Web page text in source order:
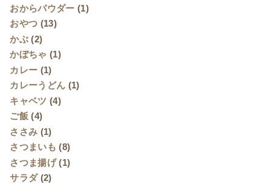
おからパウダー (1)
おやつ (13)
かぶ (2)
かぼちゃ (1)
カレー (1)
カレーうどん (1)
キャベツ (4)
ご飯 (4)
ささみ (1)
さつまいも (8)
さつま揚げ (1)
サラダ (2)